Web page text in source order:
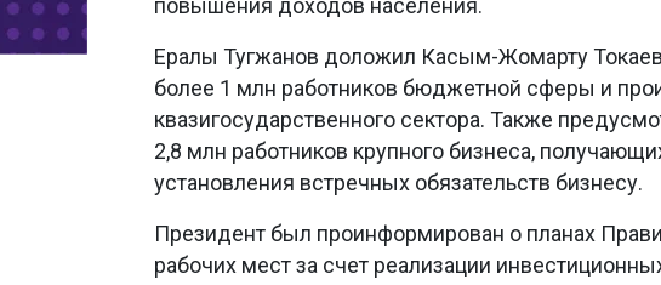
повышения доходов населения.
Ералы Тугжанов доложил Касым-Жомарту
более 1 млн работников бюджетной сферы и
квазигосударственного сектора. Также
2,8 млн работников крупного бизнеса,
установления встречных обязательств бизнесу.
Президент был проинформирован о планах
рабочих мест за счет реализации